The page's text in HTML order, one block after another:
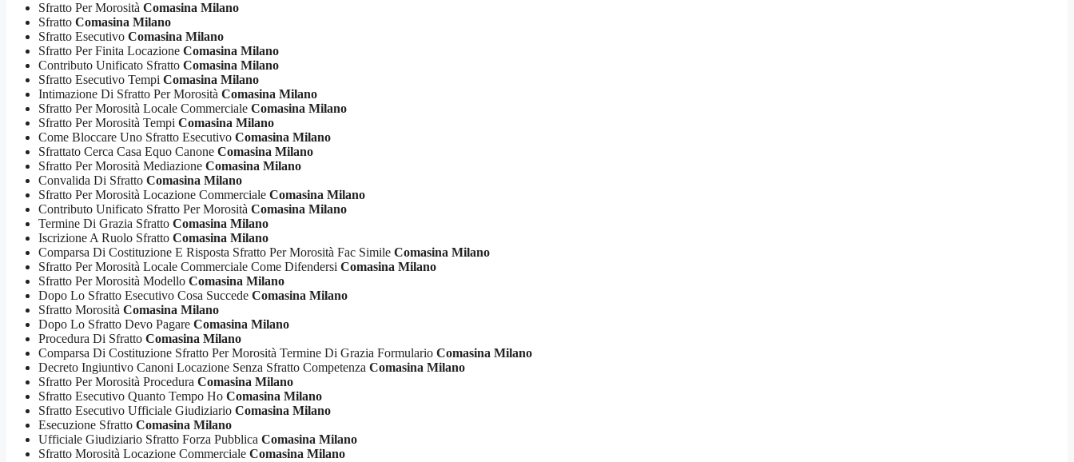
Sfratto Per Morosità Comasina Milano
Sfratto Comasina Milano
Sfratto Esecutivo Comasina Milano
Sfratto Per Finita Locazione Comasina Milano
Contributo Unificato Sfratto Comasina Milano
Sfratto Esecutivo Tempi Comasina Milano
Intimazione Di Sfratto Per Morosità Comasina Milano
Sfratto Per Morosità Locale Commerciale Comasina Milano
Sfratto Per Morosità Tempi Comasina Milano
Come Bloccare Uno Sfratto Esecutivo Comasina Milano
Sfrattato Cerca Casa Equo Canone Comasina Milano
Sfratto Per Morosità Mediazione Comasina Milano
Convalida Di Sfratto Comasina Milano
Sfratto Per Morosità Locazione Commerciale Comasina Milano
Contributo Unificato Sfratto Per Morosità Comasina Milano
Termine Di Grazia Sfratto Comasina Milano
Iscrizione A Ruolo Sfratto Comasina Milano
Comparsa Di Costituzione E Risposta Sfratto Per Morosità Fac Simile Comasina Milano
Sfratto Per Morosità Locale Commerciale Come Difendersi Comasina Milano
Sfratto Per Morosità Modello Comasina Milano
Dopo Lo Sfratto Esecutivo Cosa Succede Comasina Milano
Sfratto Morosità Comasina Milano
Dopo Lo Sfratto Devo Pagare Comasina Milano
Procedura Di Sfratto Comasina Milano
Comparsa Di Costituzione Sfratto Per Morosità Termine Di Grazia Formulario Comasina Milano
Decreto Ingiuntivo Canoni Locazione Senza Sfratto Competenza Comasina Milano
Sfratto Per Morosità Procedura Comasina Milano
Sfratto Esecutivo Quanto Tempo Ho Comasina Milano
Sfratto Esecutivo Ufficiale Giudiziario Comasina Milano
Esecuzione Sfratto Comasina Milano
Ufficiale Giudiziario Sfratto Forza Pubblica Comasina Milano
Sfratto Morosità Locazione Commerciale Comasina Milano